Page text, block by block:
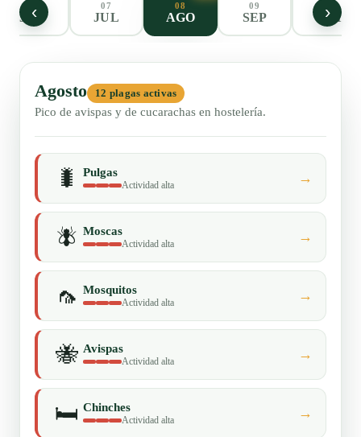
‹
JUN
07
JUL
08
AGO
09
SEP OCT
›
Agosto 12 plagas activas
Pico de avispas y de cucarachas en hostelería.
🐛 Pulgas
Actividad alta →
🪰 Moscas
Actividad alta →
🦟 Mosquitos
Actividad alta →
🐝 Avispas
Actividad alta →
🛏️ Chinches
Actividad alta →